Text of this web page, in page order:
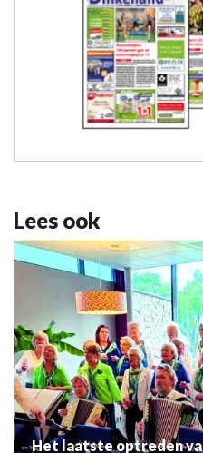
Lees ook
Het laatste optreden